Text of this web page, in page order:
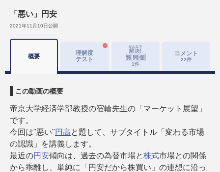
「悪い」円安
2021年11月10日公開
概要
理解度
テスト
1件
コメント
22件
この動画の概要
帝京大学経済学部教授の宿輪先生の「マーケット展望」
です。
今回は"悪い"円高と題して、サブタイトル「変わる市場
の認識」を講義します。
最近の円安傾向は、過去の為替市場と株式市場との関係
から乖離し、単純に「円安だから株買い」の連想に沿っ